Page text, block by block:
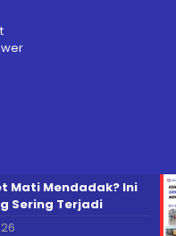
Mati Mendadak? Ini
Sering Terjadi